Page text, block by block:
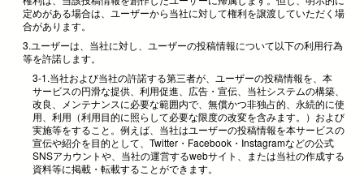
定めがある場合は、ユーザーから当社に対して権利を譲渡していただく場
合があります。
3.ユーザーは、当社に対し、ユーザーの投稿情報について以下の利用行為
等を許諾します。
3-1.当社および当社の許諾する第三者が、ユーザーの投稿情報を、本
サービスの円滑な提供、利用促進、広告・宣伝、当社システムの構築、
改良、メンテナンスに必要な範囲内で、無償かつ非独占的、永続的に使
用、利用（利用目的に照らして必要な限度の改変を含みます。）および
実施等をすること。例えば、当社はユーザーの投稿情報を本サービスの
宣伝や紹介を目的として、Twitter・Facebook・Instagramなどの公式
SNSアカウントや、当社の運営するwebサイト、または当社の作成する
資料等に掲載・転載することができます。